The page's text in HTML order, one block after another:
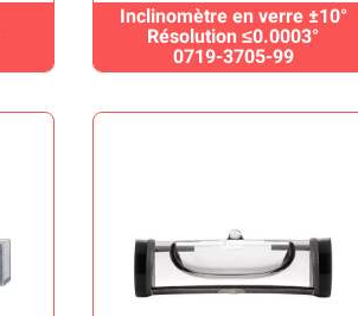
Inclinomètre en verre ±10°
Résolution ≤0.0003°
0719-3705-99